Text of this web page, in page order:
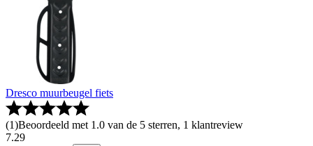
Dresco muurbeugel fiets
(1)Beoordeeld met 1.0 van de 5 sterren, 1 klantreview
7.29